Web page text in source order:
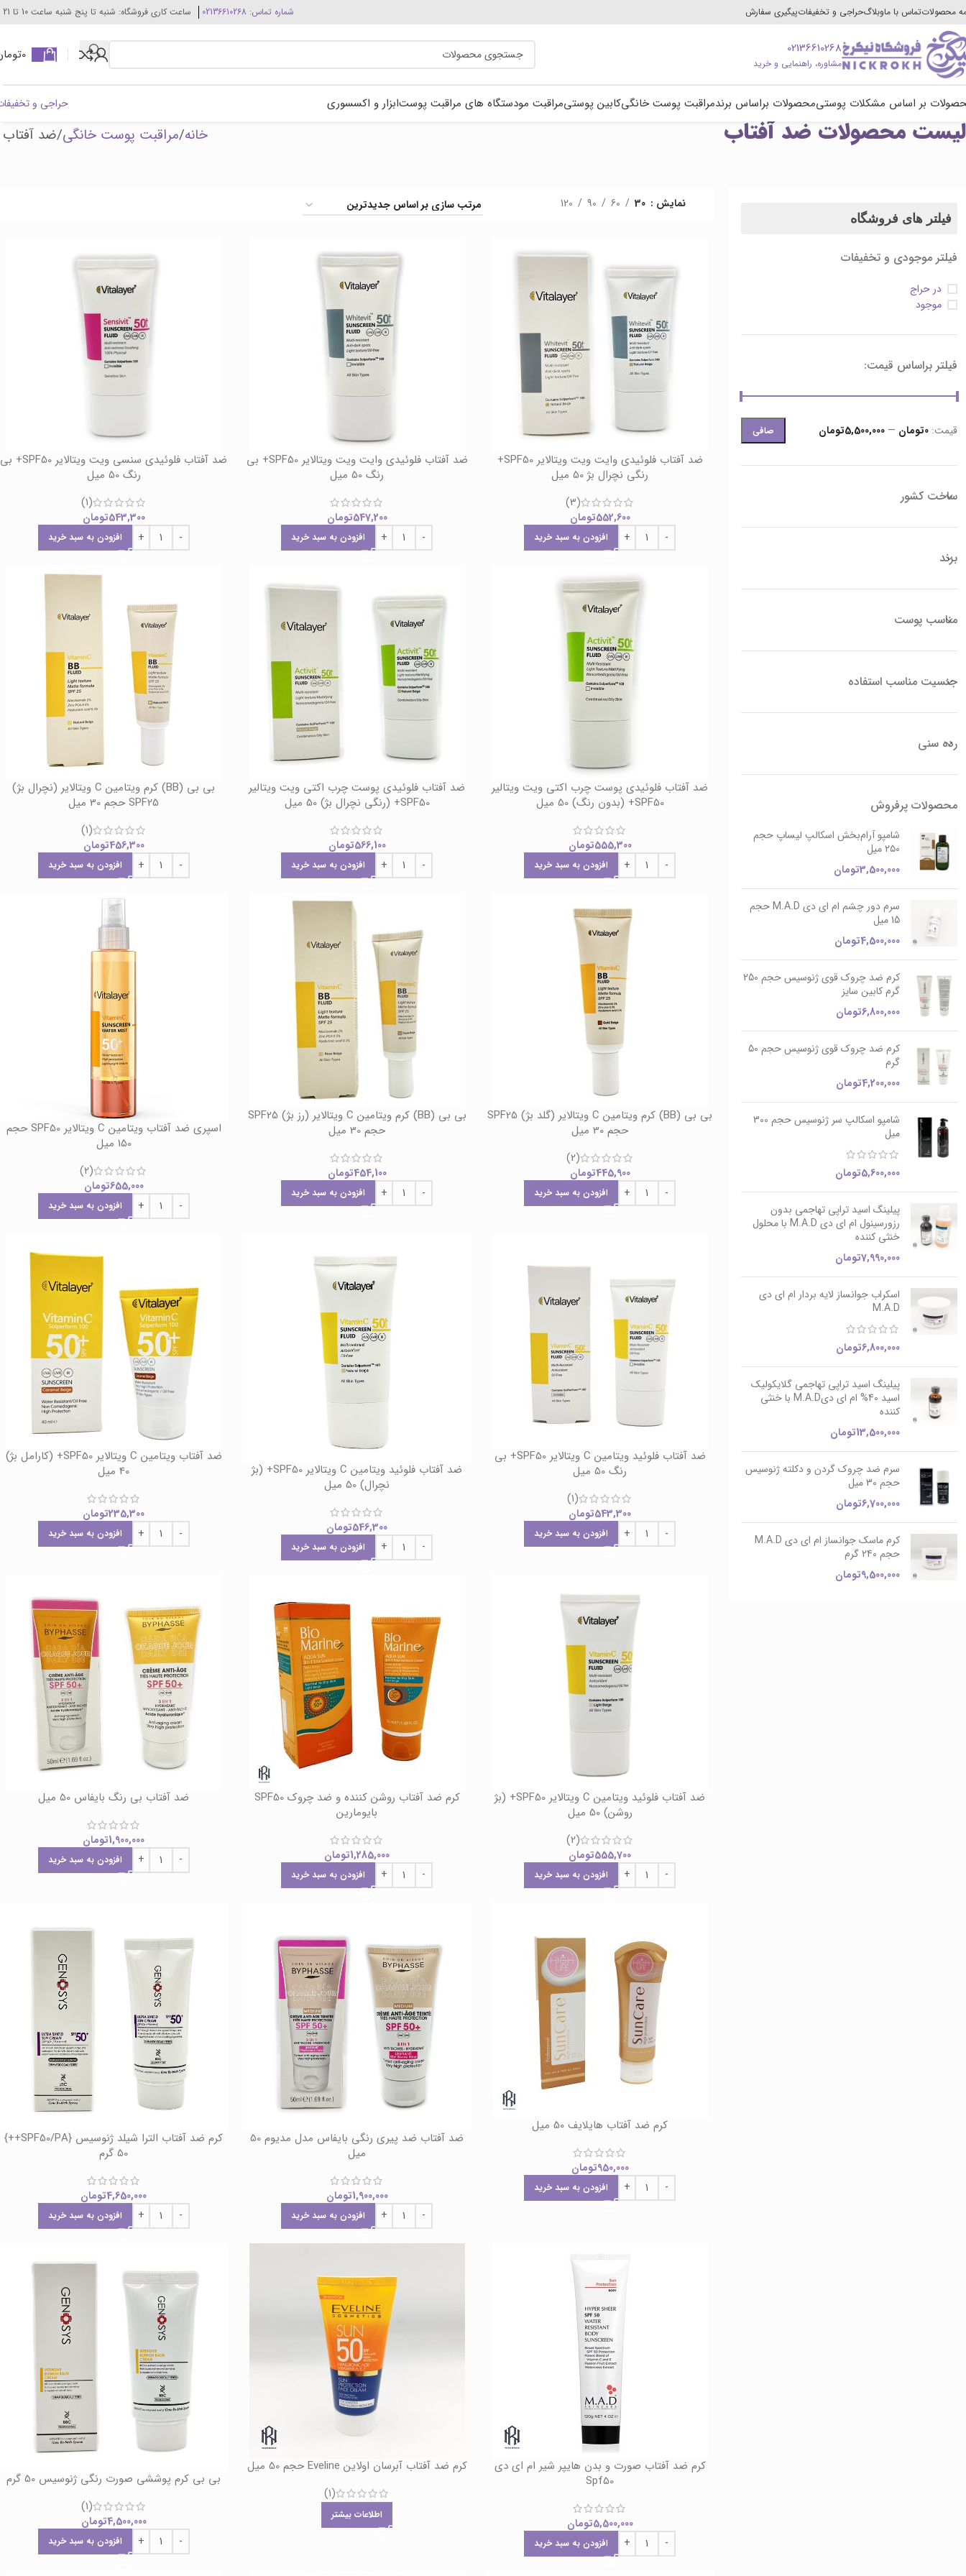
محصولاتتماس با ماوبلاگحراجی و تخفیفاتپیگیری سفارش شماره تماس: 02136610268 ساعت کاری فروشگاه: شنبه تا پنج شنبه ساعت 10 تا 21
02136610268
مشاوره، راهنمایی و خرید
0
بر اساس مشکلات پوستیمحصولات براساس برندمراقبت پوست خانگیکابین پوستیمراقبت مودستگاه های مراقبت پوستابزار و اکسسوری حراجی و
لیست محصولات ضد آفتاب خانه مراقبت پوست خانگی ضد آفتاب
فیلتر های فروشگاه
فیلتر موجودی و تخفیفات
در حراج
موجود
فیلتر براساس قیمت:
صافی قيمت: 0تومان — 5,500,000تومان
ساخت کشور
برند
مناسب پوست
جنسیت مناسب استفاده
رده سنی
محصولات پرفروش
شامپو آرام‌بخش اسکالپ لیساپ حجم
۲۵۰ میل
3,500,000تومان
سرم دور چشم ام ای دی M.A.D حجم
15 میل
4,500,000تومان
کرم ضد چروک قوی ژنوسیس حجم 250
گرم کابین سایز
6,800,000تومان
کرم ضد چروک قوی ژنوسیس حجم 50
گرم
4,200,000تومان
شامپو اسکالپ سر ژنوسیس حجم 300
میل
5,600,000تومان
پیلینگ اسید تراپی تهاجمی بدون
رزورسینول ام ای دی M.A.D با محلول
خنثی کننده
7,990,000تومان
اسکراب جوانساز لایه بردار ام ای دی
M.A.D
6,800,000تومان
پیلینگ اسید تراپی تهاجمی گلایکولیک
اسید 40% ام ای دیM.A.D با خنثی
کننده
13,500,000تومان
سرم ضد چروک گردن و دکلته ژنوسیس
حجم 30 میل
6,700,000تومان
کرم ماسک جوانساز ام ای دی M.A.D
حجم 240 گرم
9,500,000تومان
نمایش 30
60
90
120
ضد آفتاب فلوئیدی وایت ویت ویتالایر SPF50+
رنگی نچرال بژ 50 میل
(3)
552,600تومان
افزودن به سبد خرید
ضد آفتاب فلوئیدی وایت ویت ویتالایر SPF50+ بی
رنگ 50 میل
547,200تومان
افزودن به سبد خرید
ضد آفتاب فلوئیدی سنسی ویت ویتالایر SPF50+ بی
رنگ 50 میل
(1)
543,300تومان
افزودن به سبد خرید
ضد آفتاب فلوئیدی پوست چرب اکتی ویت ویتالیر
SPF50+ (بدون رنگ) 50 میل
555,300تومان
افزودن به سبد خرید
ضد آفتاب فلوئیدی پوست چرب اکتی ویت ویتالیر
SPF50+ (رنگی نچرال بژ) 50 میل
566,100تومان
افزودن به سبد خرید
بی بی (BB) کرم ویتامین C ویتالایر (نچرال بژ)
SPF25 حجم 30 میل
(1)
456,300تومان
افزودن به سبد خرید
بی بی (BB) کرم ویتامین C ویتالایر (گلد بژ) SPF25
حجم 30 میل
(2)
445,900تومان
افزودن به سبد خرید
بی بی (BB) کرم ویتامین C ویتالایر (رز بژ) SPF25
حجم 30 میل
454,100تومان
افزودن به سبد خرید
اسپری ضد آفتاب ویتامین C ویتالایر SPF50 حجم
150 میل
(2)
655,000تومان
افزودن به سبد خرید
ضد آفتاب فلوئید ویتامین C ویتالایر SPF50+ بی
رنگ 50 میل
(1)
543,300تومان
افزودن به سبد خرید
ضد آفتاب فلوئید ویتامین C ویتالایر SPF50+ (بژ
نچرال) 50 میل
546,300تومان
افزودن به سبد خرید
ضد آفتاب ویتامین C ویتالایر SPF50+ (کارامل بژ)
40 میل
235,300تومان
افزودن به سبد خرید
ضد آفتاب فلوئید ویتامین C ویتالایر SPF50+ (بژ
روشن) 50 میل
(2)
555,700تومان
افزودن به سبد خرید
کرم ضد آفتاب روشن کننده و ضد چروک SPF50
بایومارین
1,285,000تومان
افزودن به سبد خرید
ضد آفتاب بی رنگ بایفاس 50 میل
1,900,000تومان
افزودن به سبد خرید
کرم ضد آفتاب هایلایف 50 میل
950,000تومان
افزودن به سبد خرید
ضد آفتاب ضد پیری رنگی بایفاس مدل مدیوم 50
میل
1,900,000تومان
افزودن به سبد خرید
کرم ضد آفتاب الترا شیلد ژنوسیس {SPF50/PA++}
50 گرم
4,650,000تومان
افزودن به سبد خرید
کرم ضد آفتاب صورت و بدن هایپر شیر ام ای دی
Spf50
5,500,000تومان
افزودن به سبد خرید
کرم ضد آفتاب آبرسان اولاین Eveline حجم 50 میل
(1)
اطلاعات بیشتر
بی بی کرم پوششی صورت رنگی ژنوسیس 50 گرم
(1)
4,500,000تومان
افزودن به سبد خرید